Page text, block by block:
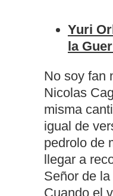
Yuri
la
No soy fan
Nicolas
misma
igual de
pedrolo de
llegar a
Señor de
Cuando el